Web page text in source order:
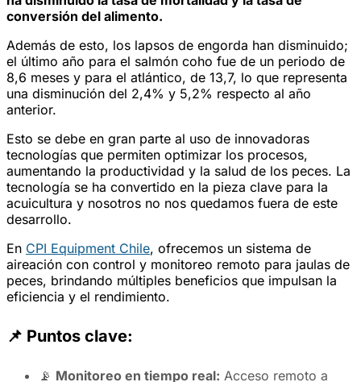
conversión del alimento.
Además de esto, los lapsos de engorda han disminuido;
el último año para el salmón coho fue de un periodo de
8,6 meses y para el atlántico, de 13,7, lo que representa
una disminución del 2,4% y 5,2% respecto al año
anterior.
Esto se debe en gran parte al uso de innovadoras
tecnologías que permiten optimizar los procesos,
aumentando la productividad y la salud de los peces. La
tecnología se ha convertido en la pieza clave para la
acuicultura y nosotros no nos quedamos fuera de este
desarrollo.
En CPI Equipment Chile, ofrecemos un sistema de
aireación con control y monitoreo remoto para jaulas de
peces, brindando múltiples beneficios que impulsan la
eficiencia y el rendimiento.
📌 Puntos clave:
📡 Monitoreo en tiempo real: Acceso remoto a